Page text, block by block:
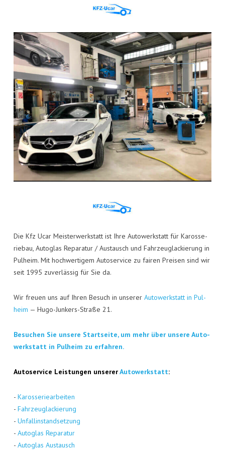
Die Kfz Ucar Meis­ter­werk­statt ist Ihre Auto­werk­statt für Karos­se­
rie­bau, Auto­glas Repa­ra­tur / Aus­tausch und Fahr­zeug­la­ckie­rung in
Pul­heim. Mit hoch­wer­ti­gem Auto­ser­vice zu fai­ren Prei­sen sind wir
seit 1995 zuver­läs­sig für Sie da.
Wir freu­en uns auf Ihren Besuch in unse­rer Auto­werk­statt in Pul­
heim — Hugo-Jun­kers-Stra­ße 21.
Besu­chen Sie unse­re Start­sei­te, um mehr über unse­re Auto­
werk­statt in Pul­heim zu erfahren.
Auto­ser­vice Leis­tun­gen unse­rerAuto­werk­statt:
- Karos­se­rie­ar­bei­ten
- Fahr­zeug­la­ckie­rung
- Unfall­in­stand­set­zung
- Auto­glas Repa­ra­tur
- Auto­glas Aus­tausch